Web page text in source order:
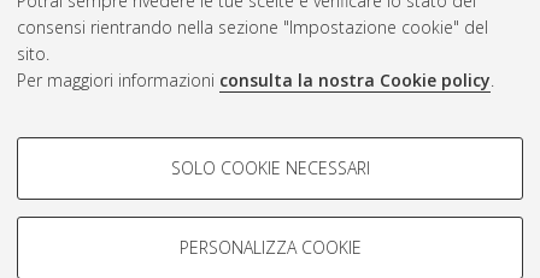
consensi rientrando nella sezione "Impostazione cookie" del
sito.
Per maggiori informazioni consulta la nostra Cookie policy.
COOKIE DI PROFILAZIONE -
Si tratta di cookie utilizzati per analizzare le caratteristiche della
navigazione degli utenti, creare profili in base al loro comportamento
SOLO COOKIE NECESSARI
PERSONALIZZA COOKIE
ISSN: 2038-7946
Impostazioni Cookie
Informativa sulla privacy
Condizioni d’uso del sito